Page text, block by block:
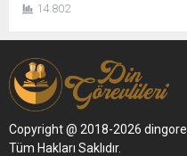
14.802
Copyright @ 2018-2026
Tüm Hakları Saklıdır.